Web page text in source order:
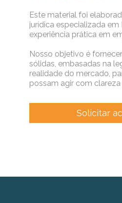
Este material foi
jurídica especializada em
experiência prática em
Nosso objetivo é
sólidas, embasadas na
realidade do mercado,
possam agir com clareza
Solicitar